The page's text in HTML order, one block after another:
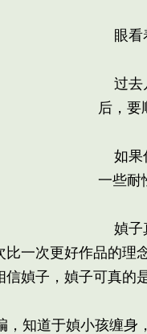
眼看
过去
后，要
如果
一些耐
媜子
一次更好作品的
信媜子，媜子可真
知道于媜小孩缠身